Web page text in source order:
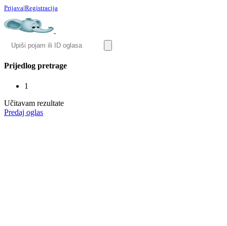
Prijava|Registracija
Prijedlog pretrage
1
Učitavam rezultate
Predaj oglas